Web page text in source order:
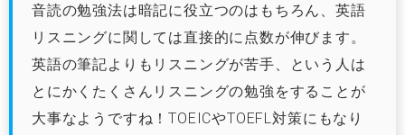
音読の勉強法は暗記に役立つのはもちろん、英語
リスニングに関しては直接的に点数が伸びます。
英語の筆記よりもリスニングが苦手、という人は
とにかくたくさんリスニングの勉強をすることが
大事なようですね！TOEICやTOEFL対策にもなり